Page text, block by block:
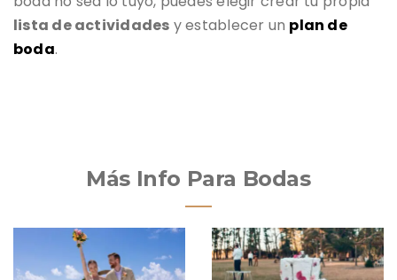
lista de actividades y establecer un plan de
boda.
Más Info Para Bodas